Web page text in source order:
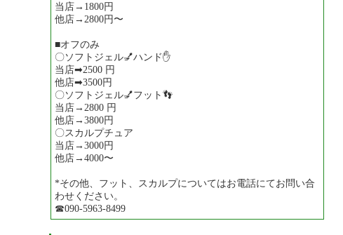
当店→1800円
他店→2800円〜
■オフのみ
〇ソフトジェル💅ハンド✋
当店➡2500 円
他店➡3500円
〇ソフトジェル💅フット👣
当店→2800 円
他店→3800円
〇スカルプチュア
当店→3000円
他店→4000〜
*その他、フット、スカルプについてはお電話にてお問い合
わせください。
☎090-5963-8499